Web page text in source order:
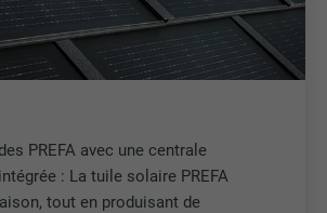
PREFA avec une centrale
: La tuile solaire PREFA
tout en produisant de